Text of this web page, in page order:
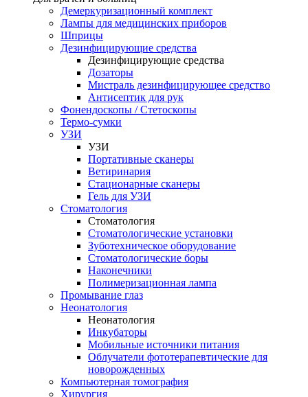
Демеркуризационный комплект
Лампы для медицинских приборов
Шприцы
Дезинфицирующие средства
Дезинфицирующие средства
Дозаторы
Мистраль дезинфицирующее средство
Антисептик для рук
Фонендоскопы / Стетоскопы
Термо-сумки
УЗИ
УЗИ
Портативные сканеры
Ветиринария
Стационарные сканеры
Гель для УЗИ
Стоматология
Стоматология
Стоматологические установки
Зуботехническое оборудование
Стоматологические боры
Наконечники
Полимеризационная лампа
Промывание глаз
Неонатология
Неонатология
Инкубаторы
Мобильные источники питания
Облучатели фототерапевтические для
новорожденных
Компьютерная томография
Хирургия